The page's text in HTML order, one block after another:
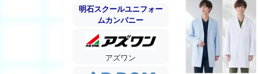
明石スクールユニフォー
ムカンパニー
アズワン